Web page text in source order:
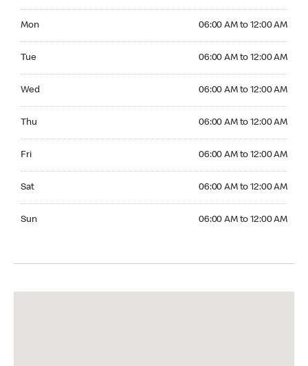
Mon 06:00 AM to 12:00 AM
Tue 06:00 AM to 12:00 AM
Wed 06:00 AM to 12:00 AM
Thu 06:00 AM to 12:00 AM
Fri 06:00 AM to 12:00 AM
Sat 06:00 AM to 12:00 AM
Sun 06:00 AM to 12:00 AM